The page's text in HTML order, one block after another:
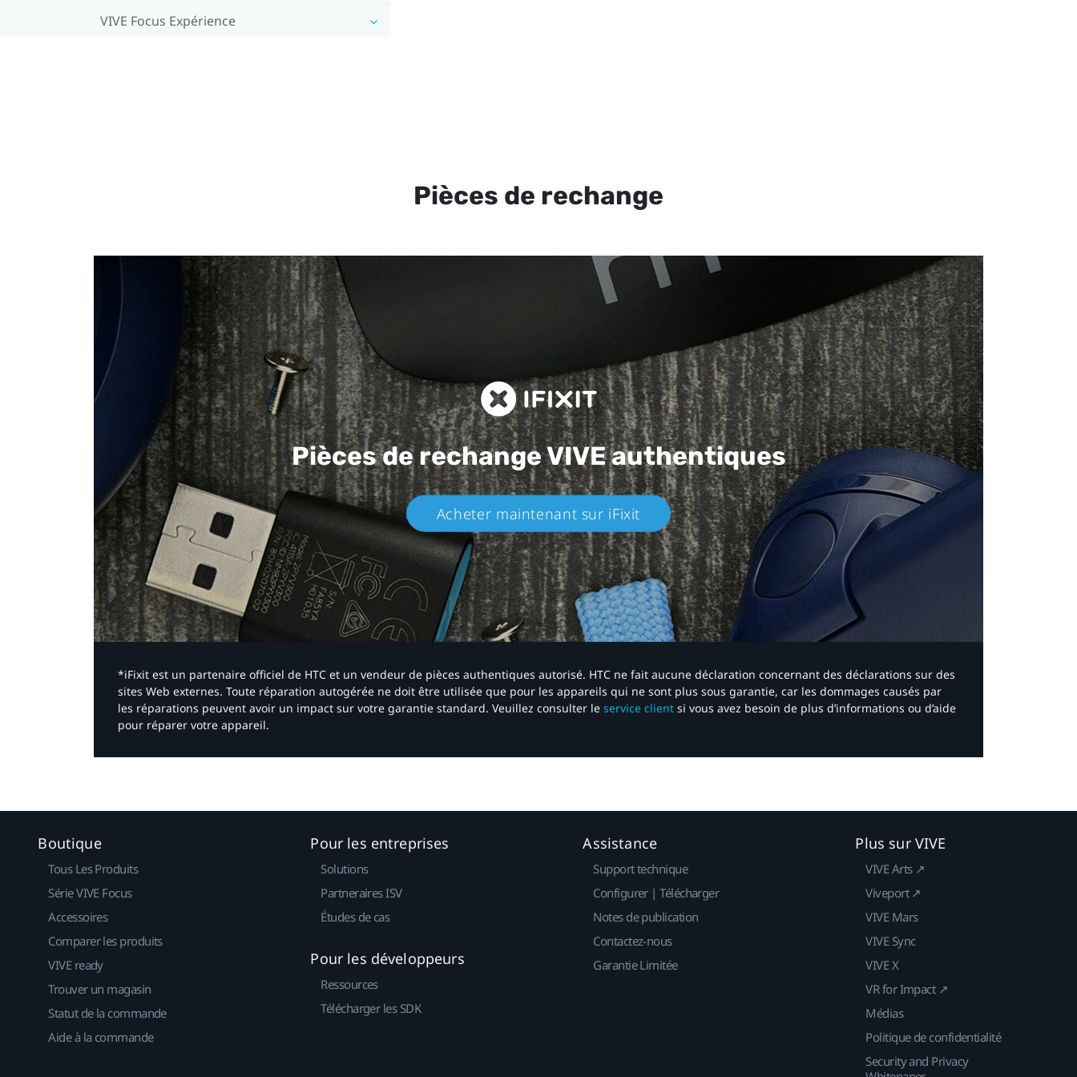
VIVE Focus Expérience
Pièces de rechange
Pièces de rechangeVIVE authentiques​
Acheter maintenant sur iFixit​
*iFixit est un partenaire officiel de HTC et un vendeur de pièces authentiques autorisé. HTC ne fait aucune déclaration concernant des déclarations sur des
sites Web externes. Toute réparation autogérée ne doit être utilisée que pour les appareils qui ne sont plus sous garantie, car les dommages causés par
les réparations peuvent avoir un impact sur votre garantie standard. Veuillez consulter le service client si vous avez besoin de plus d’informations ou d’aide
pour réparer votre appareil.​
Boutique
Tous Les Produits
Série VIVE Focus
Accessoires
Comparer les produits
VIVE ready
Trouver un magasin
Statut de la commande
Aide à la commande
Pour les entreprises
Solutions
Partneraires ISV
Études de cas
Pour les développeurs
Ressources
Télécharger les SDK
Assistance
Support technique
Configurer | Télécharger
Notes de publication
Contactez-nous
Garantie Limitée
Plus sur VIVE
VIVE Arts ↗
Viveport ↗
VIVE Mars
VIVE Sync
VIVE X
VR for Impact ↗
Médias
Politique de confidentialité
Security and Privacy